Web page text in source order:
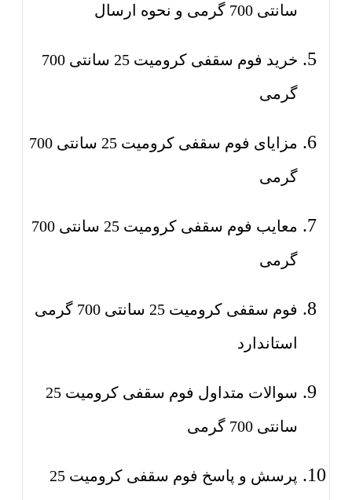
سانتی 700 گرمی و نحوه ارسال
خرید فوم سقفی کرومیت 25 سانتی 700
گرمی
مزایای فوم سقفی کرومیت 25 سانتی 700
گرمی
معایب فوم سقفی کرومیت 25 سانتی 700
گرمی
فوم سقفی کرومیت 25 سانتی 700 گرمی
استاندارد
سوالات متداول فوم سقفی کرومیت 25
سانتی 700 گرمی
پرسش و پاسخ فوم سقفی کرومیت 25